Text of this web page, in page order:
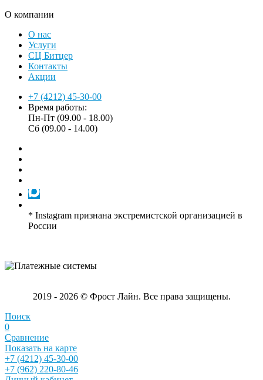
О компании
О нас
Услуги
СЦ Битцер
Контакты
Акции
+7 (4212) 45-30-00
Время работы:
Пн-Пт (09.00 - 18.00)
Сб (09.00 - 14.00)
* Instagram признана экстремистской организацией в
России
2019 - 2026 © Фрост Лайн. Все права защищены.
Поиск
0
Сравнение
Показать на карте
+7 (4212) 45-30-00
+7 (962) 220-80-46